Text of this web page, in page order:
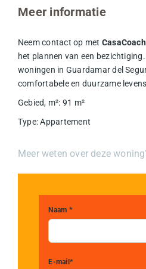
Meer informatie
Neem contact op met CasaCoach
het plannen van een
woningen in Guardamar del
comfortabele en duurzame
Gebied, m²: 91 m²
Type: Appartement
Meer weten over deze
Naam *
E-mail*